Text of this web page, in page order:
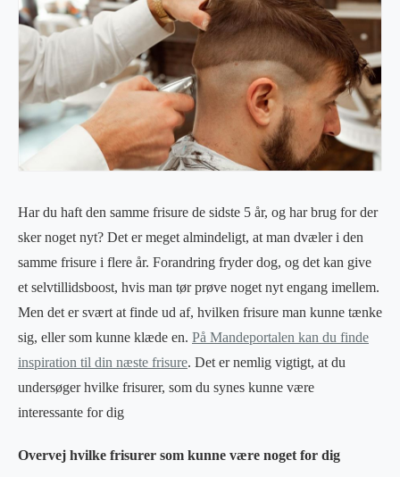
Har du haft den samme frisure de sidste 5 år, og har brug for der
sker noget nyt? Det er meget almindeligt, at man dvæler i den
samme frisure i flere år. Forandring fryder dog, og det kan give
et selvtillidsboost, hvis man tør prøve noget nyt engang imellem.
Men det er svært at finde ud af, hvilken frisure man kunne tænke
sig, eller som kunne klæde en. På Mandeportalen kan du finde
inspiration til din næste frisure. Det er nemlig vigtigt, at du
undersøger hvilke frisurer, som du synes kunne være
interessante for dig
Overvej hvilke frisurer som kunne være noget for dig